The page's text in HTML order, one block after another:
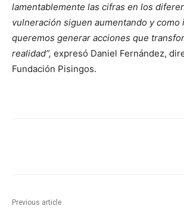
lamentablemente las cifras en los
vulneración siguen aumentando y como
queremos generar acciones que
realidad”, expresó Daniel Fernández,
Fundación Pisingos.
Previous article